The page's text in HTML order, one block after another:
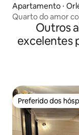
Apartamento ⋅
Quarto do amor
Outros
excelentes
Preferido dos
Preferido dos